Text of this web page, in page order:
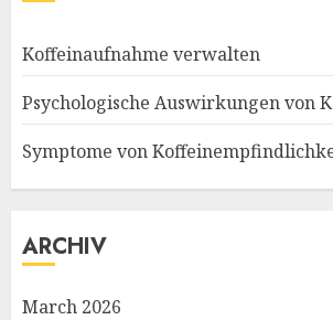
Koffeinaufnahme verwalten
Psychologische Auswirkungen von
Symptome von
ARCHIV
March 2026